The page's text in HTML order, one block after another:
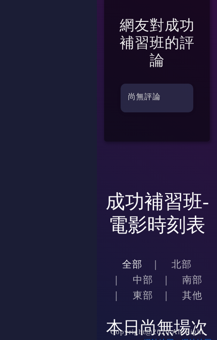
網友對成功
補習班的評
論
尚無評論
成功補習班-
電影時刻表
全部
北部
中部
南部
東部
其他
本日尚無場次
Copyright@2020 All Right